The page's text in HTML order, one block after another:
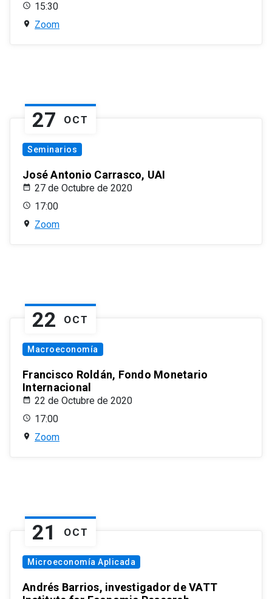
15:30
Zoom
27 OCT
Seminarios
José Antonio Carrasco, UAI
27 de Octubre de 2020
17:00
Zoom
22 OCT
Macroeconomía
Francisco Roldán, Fondo Monetario
Internacional
22 de Octubre de 2020
17:00
Zoom
21 OCT
Microeconomía Aplicada
Andrés Barrios, investigador de VATT